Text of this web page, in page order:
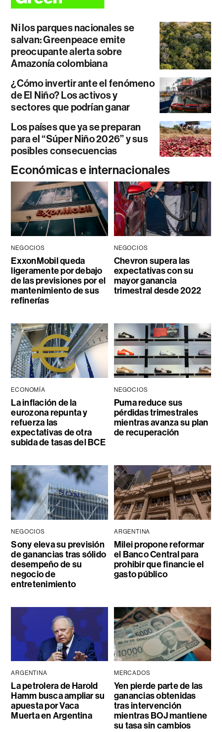
Ni los parques nacionales se
salvan: Greenpeace emite
preocupante alerta sobre
Amazonía colombiana
¿Cómo invertir ante el fenómeno
de El Niño? Los activos y
sectores que podrían ganar
Los países que ya se preparan
para el “Súper Niño 2026” y sus
posibles consecuencias
Económicas e internacionales
NEGOCIOS
ExxonMobil queda
ligeramente por debajo
de las previsiones por el
mantenimiento de sus
refinerías
NEGOCIOS
Chevron supera las
expectativas con su
mayor ganancia
trimestral desde 2022
ECONOMÍA
La inflación de la
eurozona repunta y
refuerza las
expectativas de otra
subida de tasas del BCE
NEGOCIOS
Puma reduce sus
pérdidas trimestrales
mientras avanza su plan
de recuperación
NEGOCIOS
Sony eleva su previsión
de ganancias tras sólido
desempeño de su
negocio de
entretenimiento
ARGENTINA
Milei propone reformar
el Banco Central para
prohibir que financie el
gasto público
ARGENTINA
La petrolera de Harold
Hamm busca ampliar su
apuesta por Vaca
Muerta en Argentina
MERCADOS
Yen pierde parte de las
ganancias obtenidas
tras intervención
mientras BOJ mantiene
su tasa sin cambios